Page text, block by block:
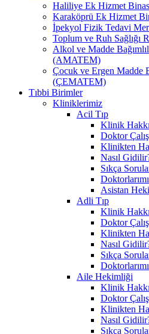
Haliliye Ek Hizmet
Karaköprü Ek Hizmet
İpekyol Fizik Tedavi
Toplum ve Ruh Sağlığı
Alkol ve Madde
(AMATEM)
Çocuk ve Ergen Madde
(ÇEMATEM)
Tıbbi Birimler
Kliniklerimiz
Acil Tıp
Klinik
Doktor
Klinikten
Nasıl
Sıkça
Asistan
Adli Tıp
Klinik
Doktor
Klinikten
Nasıl
Sıkça
Aile Hekimliği
Klinik
Doktor
Klinikten
Nasıl
Sıkça